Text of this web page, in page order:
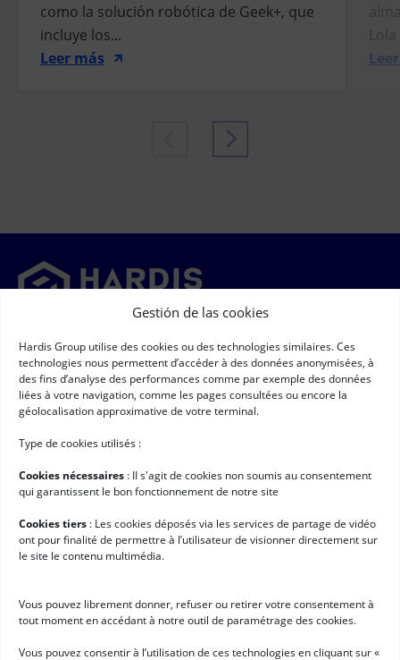
Gestión de las cookies
Hardis Group utilise des cookies ou des technologies similaires. Ces
technologies nous permettent d’accéder à des données anonymisées, à
des fins d’analyse des performances comme par exemple des données
liées à votre navigation, comme les pages consultées ou encore la
géolocalisation approximative de votre terminal.
Type de cookies utilisés :
Cookies nécessaires : II s'agit de cookies non soumis au consentement
qui garantissent le bon fonctionnement de notre site
Cookies tiers : Les cookies déposés via les services de partage de vidéo
ont pour finalité de permettre à l’utilisateur de visionner directement sur
le site le contenu multimédia.
Vous pouvez librement donner, refuser ou retirer votre consentement à
tout moment en accédant à notre outil de paramétrage des cookies.
Vous pouvez consentir à l’utilisation de ces technologies en cliquant sur «
como la solución robótica de Geek+, que
incluye los...
Leer más
Newsletter
Newsletter(Obligatorio) ➞
RGPD (Obligatorio)
Acepto que mis datos de carácter personal sean recopilados y
procesados según las condiciones descritas en la página titulada
Enlaces rápidos
Software de logística
Clientes
Trabaja con nosotros